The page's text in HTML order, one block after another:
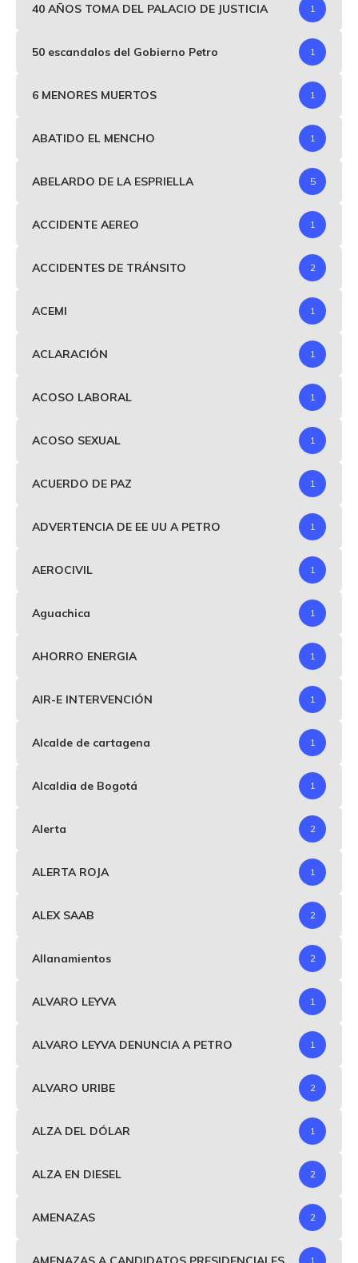
40 AÑOS TOMA DEL PALACIO DE JUSTICIA 1
50 escandalos del Gobierno Petro 1
6 MENORES MUERTOS 1
ABATIDO EL MENCHO 1
ABELARDO DE LA ESPRIELLA 5
ACCIDENTE AEREO 1
ACCIDENTES DE TRÁNSITO 2
ACEMI 1
ACLARACIÓN 1
ACOSO LABORAL 1
ACOSO SEXUAL 1
ACUERDO DE PAZ 1
ADVERTENCIA DE EE UU A PETRO 1
AEROCIVIL 1
Aguachica 1
AHORRO ENERGIA 1
AIR-E INTERVENCIÓN 1
Alcalde de cartagena 1
Alcaldia de Bogotá 1
Alerta 2
ALERTA ROJA 1
ALEX SAAB 2
Allanamientos 2
ALVARO LEYVA 1
ALVARO LEYVA DENUNCIA A PETRO 1
ALVARO URIBE 2
ALZA DEL DÓLAR 1
ALZA EN DIESEL 2
AMENAZAS 2
1